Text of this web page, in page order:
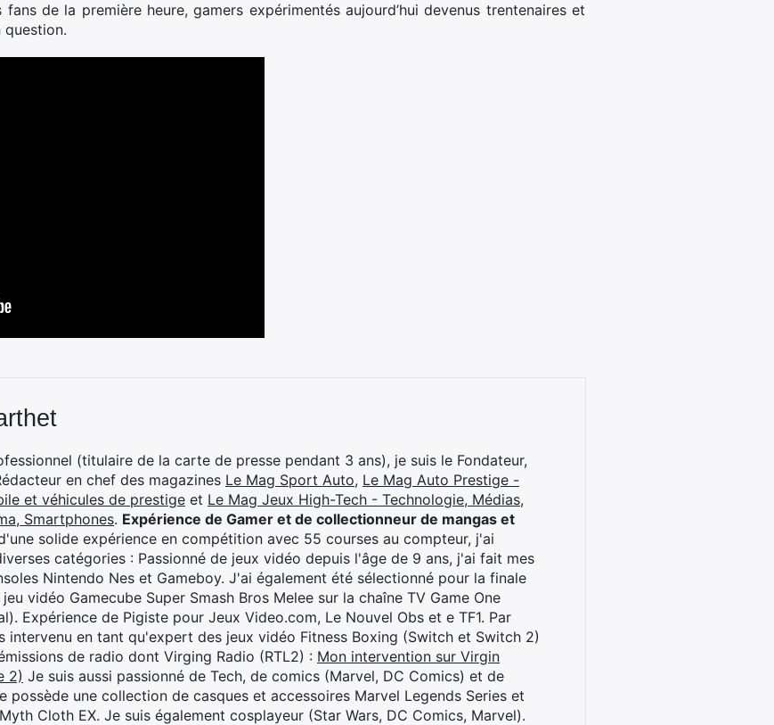
de la première heure, gamers expérimentés aujourd’hui devenus trentenaires et
question.
(titulaire de la carte de presse pendant 3 ans), je suis le Fondateur,
en chef des magazines Le Mag Sport Auto, Le Mag Auto Prestige -
et véhicules de prestige et Le Mag Jeux High-Tech - Technologie, Médias,
Smartphones. Expérience de Gamer et de collectionneur de mangas et
solide expérience en compétition avec 55 courses au compteur, j'ai
catégories : Passionné de jeux vidéo depuis l'âge de 9 ans, j'ai fait mes
Nintendo Nes et Gameboy. J'ai également été sélectionné pour la finale
vidéo Gamecube Super Smash Bros Melee sur la chaîne TV Game One
Expérience de Pigiste pour Jeux Video.com, Le Nouvel Obs et e TF1. Par
intervenu en tant qu'expert des jeux vidéo Fitness Boxing (Switch et Switch 2)
de radio dont Virging Radio (RTL2) : Mon intervention sur Virgin
2) Je suis aussi passionné de Tech, de comics (Marvel, DC Comics) et de
possède une collection de casques et accessoires Marvel Legends Series et
Cloth EX. Je suis également cosplayeur (Star Wars, DC Comics, Marvel).